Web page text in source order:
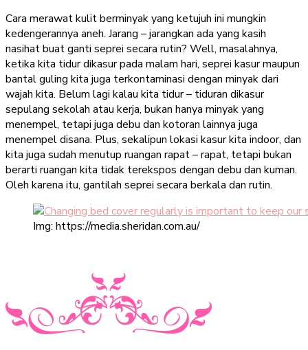
Cara merawat kulit berminyak yang ketujuh ini mungkin
kedengerannya aneh. Jarang – jarangkan ada yang kasih
nasihat buat ganti seprei secara rutin? Well, masalahnya,
ketika kita tidur dikasur pada malam hari, seprei kasur maupun
bantal guling kita juga terkontaminasi dengan minyak dari
wajah kita. Belum lagi kalau kita tidur – tiduran dikasur
sepulang sekolah atau kerja, bukan hanya minyak yang
menempel, tetapi juga debu dan kotoran lainnya juga
menempel disana. Plus, sekalipun lokasi kasur kita indoor, dan
kita juga sudah menutup ruangan rapat – rapat, tetapi bukan
berarti ruangan kita tidak terekspos dengan debu dan kuman.
Oleh karena itu, gantilah seprei secara berkala dan rutin.
Img: https://media.sheridan.com.au/